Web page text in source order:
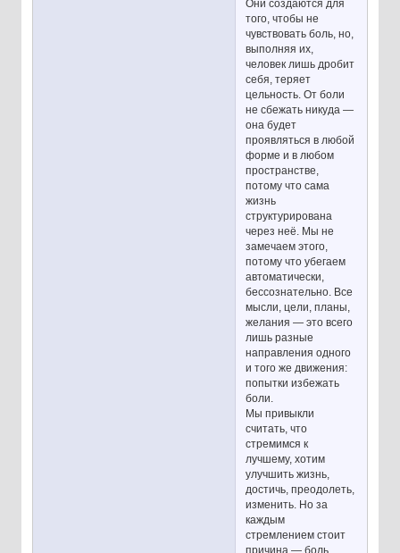
Они создаются для
того, чтобы не
чувствовать боль, но,
выполняя их,
человек лишь дробит
себя, теряет
цельность. От боли
не сбежать никуда —
она будет
проявляться в любой
форме и в любом
пространстве,
потому что сама
жизнь
структурирована
через неё. Мы не
замечаем этого,
потому что убегаем
автоматически,
бессознательно. Все
мысли, цели, планы,
желания — это всего
лишь разные
направления одного
и того же движения:
попытки избежать
боли.
Мы привыкли
считать, что
стремимся к
лучшему, хотим
улучшить жизнь,
достичь, преодолеть,
изменить. Но за
каждым
стремлением стоит
причина — боль